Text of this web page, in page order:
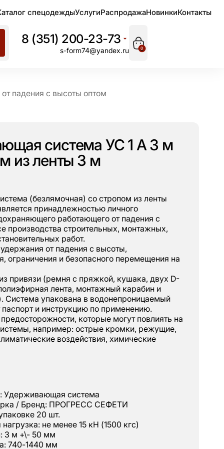
спецодеждыУслугиРаспродажаНовинкиКонтакты
8 (351) 200-23-73
s-form74@yandex.ru 0
падения с высоты оптом
система УС 1 А 3 м
из ленты 3 м
(безлямочная) со стропом из ленты
принадлежностью личного
работающего от падения с
производства строительных, монтажных,
работ.
от падения с высоты,
ограничения и безопасного перемещения на
привязи (ремня с пряжкой, кушака, двух D-
лента, монтажный карабин и
Система упакована в водонепроницаемый
и инструкцию по применению.
которые могут повлиять на
например: острые кромки, режущие,
воздействия, химические
Удерживающая система
/ Бренд: ПРОГРЕСС СЕФЕТИ
20 шт.
не менее 15 кН (1500 кгс)
3 м +\- 50 мм
740-1440 мм